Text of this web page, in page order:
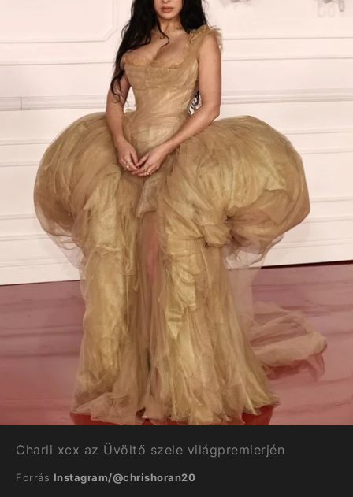
Charli xcx az Üvöltő szele világpremierjén
Forrás Instagram/@chrishoran20